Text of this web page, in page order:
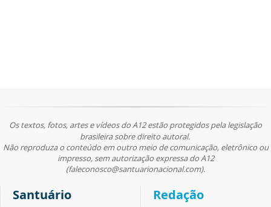
Os textos, fotos, artes e vídeos do A12 estão protegidos pela legislação
brasileira sobre direito autoral.
Não reproduza o conteúdo em outro meio de comunicação, eletrônico ou
impresso, sem autorização expressa do A12
(faleconosco@santuarionacional.com).
Santuário Redação